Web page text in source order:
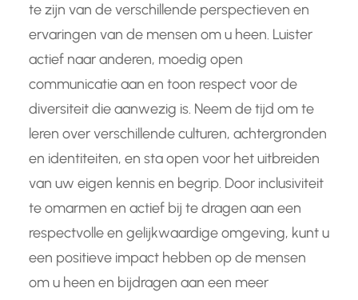
te zijn van de verschillende perspectieven en
ervaringen van de mensen om u heen. Luister
actief naar anderen, moedig open
communicatie aan en toon respect voor de
diversiteit die aanwezig is. Neem de tijd om te
leren over verschillende culturen, achtergronden
en identiteiten, en sta open voor het uitbreiden
van uw eigen kennis en begrip. Door inclusiviteit
te omarmen en actief bij te dragen aan een
respectvolle en gelijkwaardige omgeving, kunt u
een positieve impact hebben op de mensen
om u heen en bijdragen aan een meer